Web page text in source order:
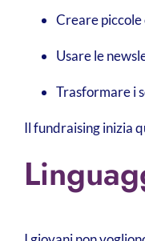
Creare piccole
Usare le
Trasformare i
Il fundraising inizia